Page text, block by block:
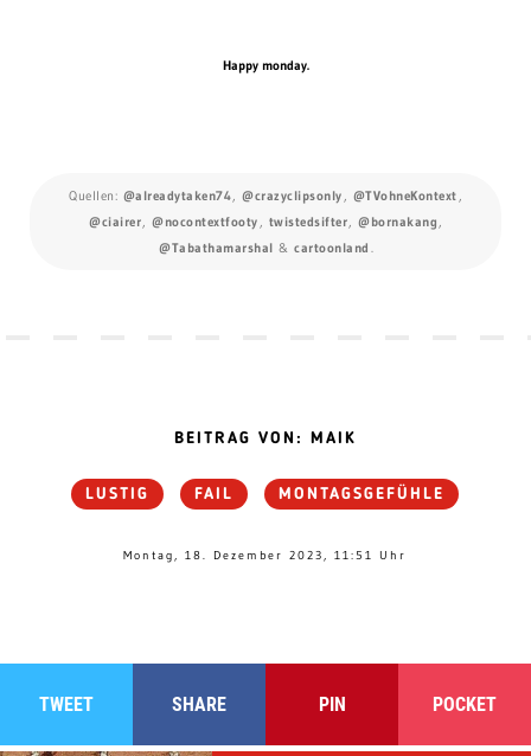
Happy monday.
Quellen: @alreadytaken74, @crazyclipsonly , @TVohneKontext ,
@ciairer, @nocontextfooty , twistedsifter, @bornakang ,
@Tabathamarshal & cartoonland .
BEITRAG VON: MAIK
LUSTIG FAIL MONTAGSGEFÜHLE
Montag, 18. Dezember 2023, 11:51 Uhr
TWEET SHARE PIN POCKET